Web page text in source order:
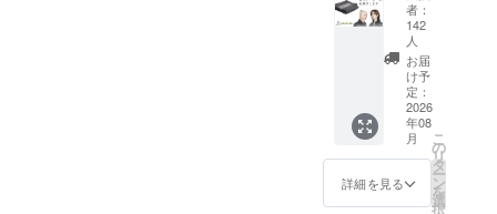
takeshi(https
://www.instag
ram.com/yur
asamatakes
hi/)
アメブ
ロ/https://am
eblo.jp/dacc
メント
をお届
けしま
す。
者：
142
人
お届
け予
定：
2026
年08
月
詳細を見る
こ
の
リ
タ
ー
ン
を
選
択